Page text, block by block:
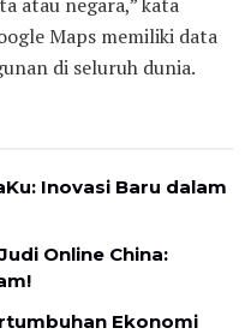
Maps memiliki data
di seluruh dunia.
Inovasi Baru dalam
Online China:
Ekonomi